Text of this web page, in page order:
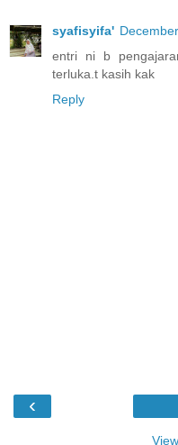
syafisyifa'
entri ni b
terluka.t kasih kak
Reply
‹